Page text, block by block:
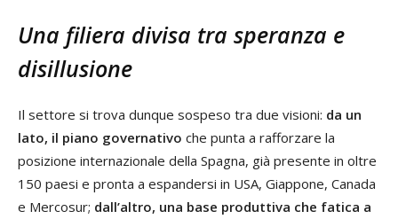
Una filiera divisa tra speranza e
disillusione
Il settore si trova dunque sospeso tra due visioni: da un
lato, il piano governativo che punta a rafforzare la
posizione internazionale della Spagna, già presente in oltre
150 paesi e pronta a espandersi in USA, Giappone, Canada
e Mercosur; dall’altro, una base produttiva che fatica a